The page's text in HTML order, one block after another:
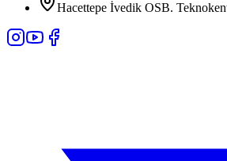
Hacettepe İvedik OSB.